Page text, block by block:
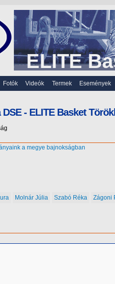
ELITE
Fotók Videók Termek Események
- ELITE Basket
a megye bajnokságban
Molnár Júlia Szabó Réka
Zágoni